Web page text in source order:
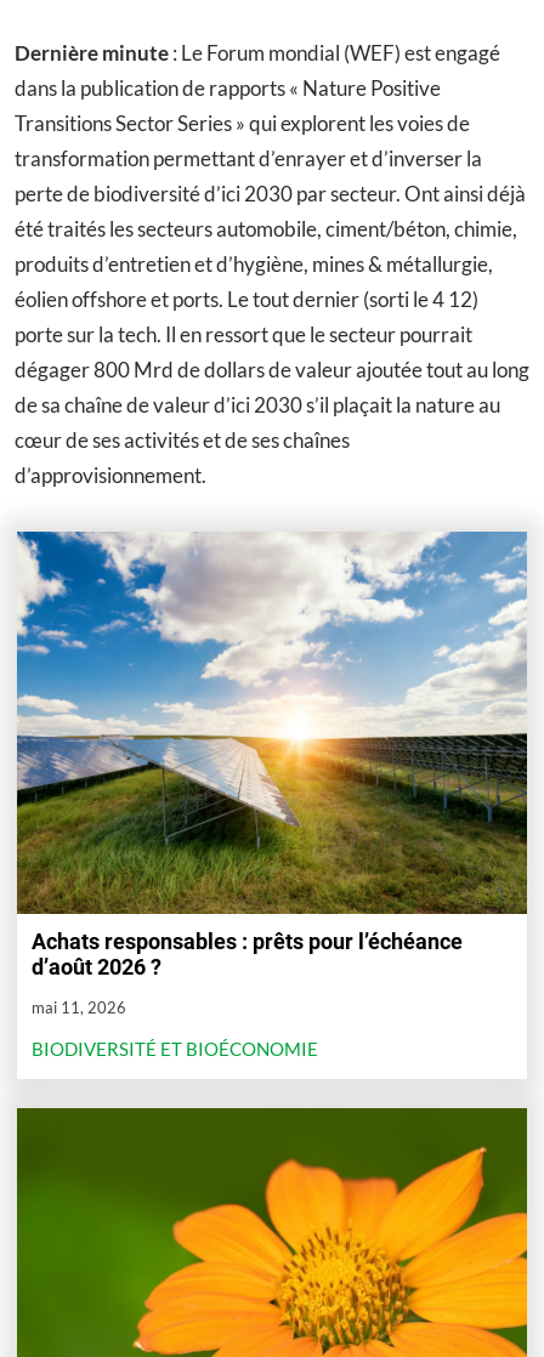
Dernière minute: Le Forum mondial (WEF) est engagé
dans la publication de rapports « Nature Positive
Transitions Sector Series » qui explorent les voies de
transformation permettant d’enrayer et d’inverser la
perte de biodiversité d’ici 2030 par secteur. Ont ainsi déjà
été traités les secteurs automobile, ciment/béton, chimie,
produits d’entretien et d’hygiène, mines & métallurgie,
éolien offshore et ports. Le tout dernier (sorti le 4 12)
porte sur la tech. Il en ressort que le secteur pourrait
dégager 800 Mrd de dollars de valeur ajoutée tout au long
de sa chaîne de valeur d’ici 2030 s’il plaçait la nature au
cœur de ses activités et de ses chaînes
d’approvisionnement.
Achats responsables : prêts pour l’échéance
d’août 2026 ?
mai 11, 2026
BIODIVERSITÉ ET BIOÉCONOMIE